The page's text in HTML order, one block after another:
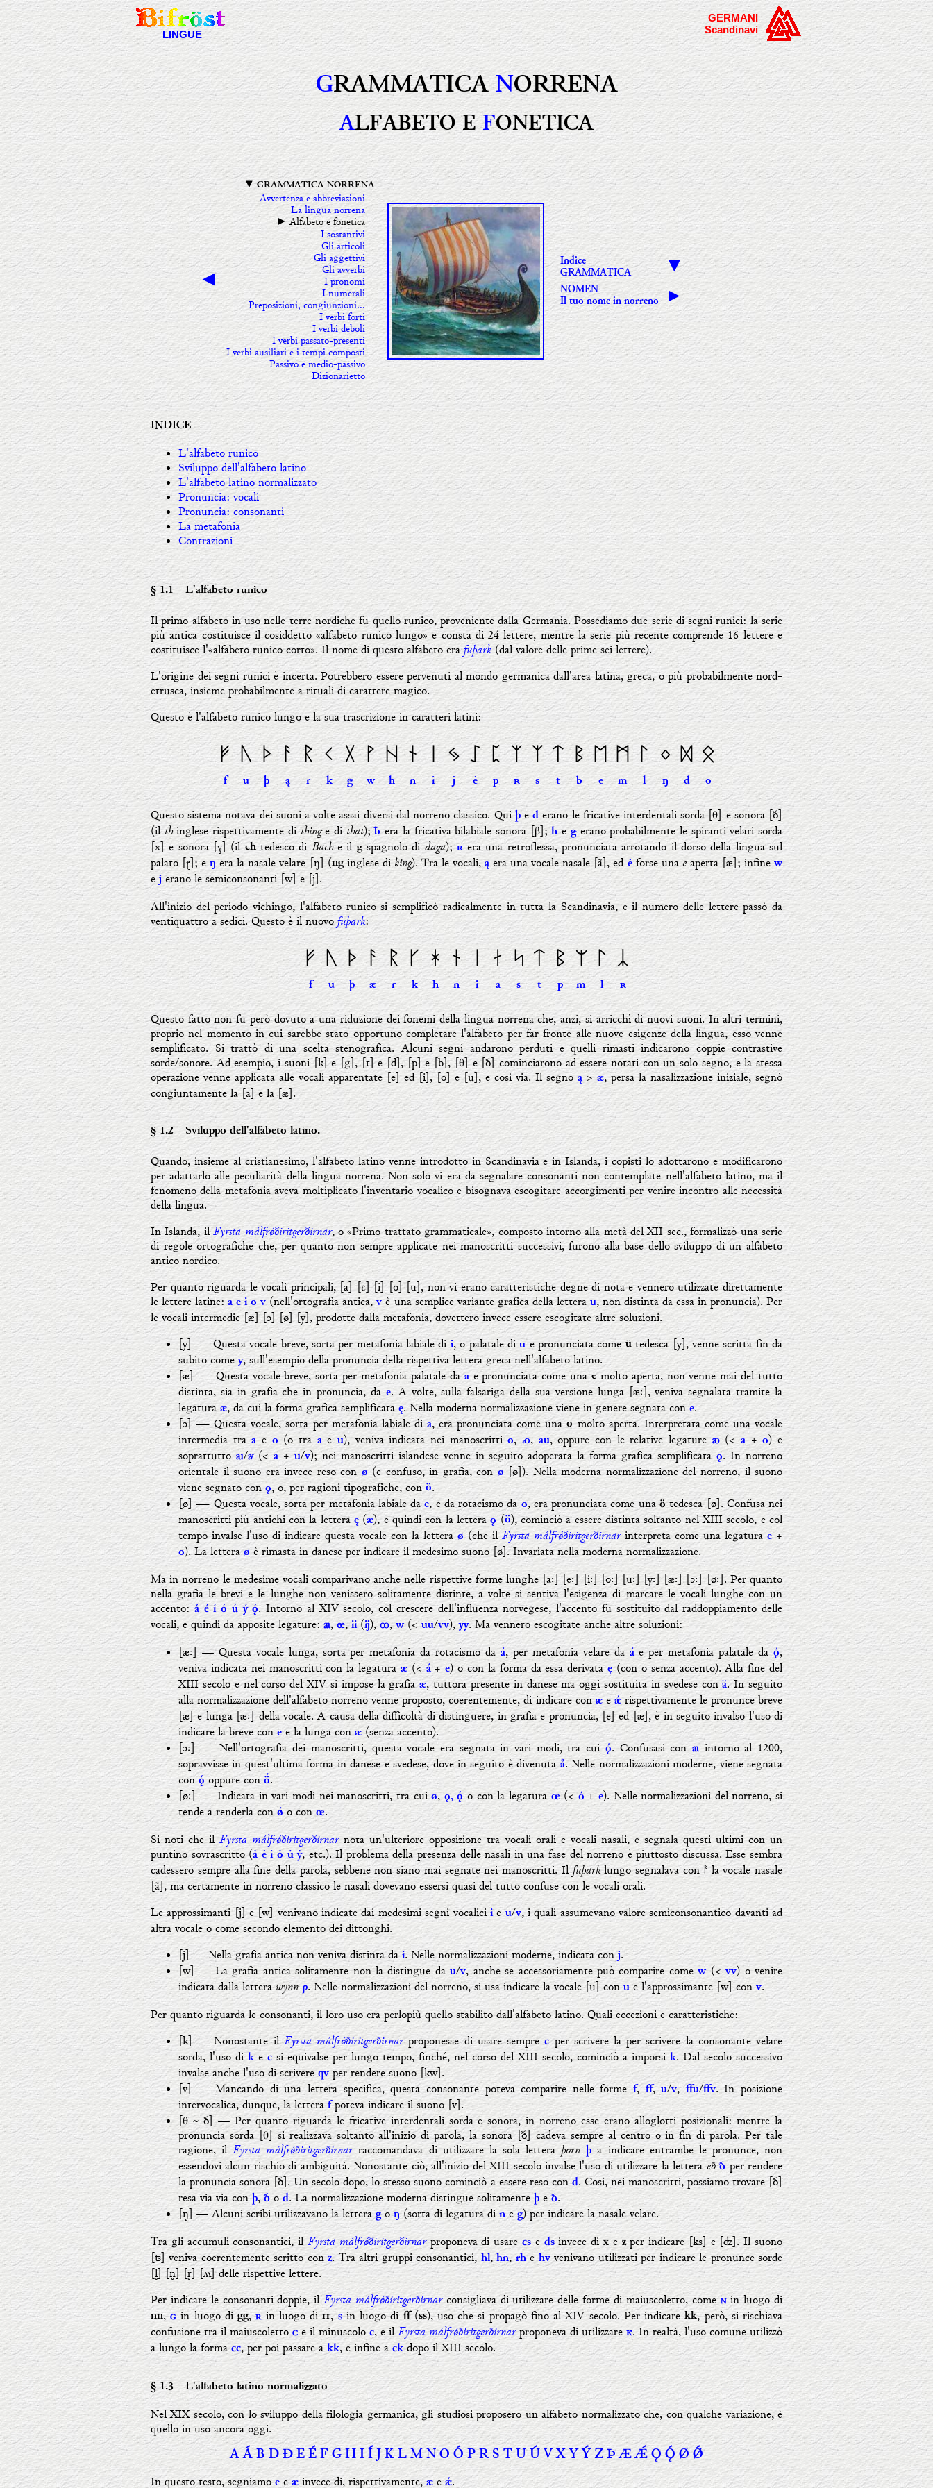
LINGUE
GERMANI
Scandinavi
GRAMMATICANORRENA
ALFABETO EFONETICA
◄
▼ GRAMMATICA NORRENA
Avvertenza e abbreviazioni
La lingua norrena
► Alfabeto e fonetica
I sostantivi
Gli articoli
Gli aggettivi
Gli avverbi
I pronomi
I numerali
Preposizioni, congiunzioni...
I verbi forti
I verbi deboli
I verbi passato-presenti
I verbi ausiliari e i tempi composti
Passivo e medio-passivo
Dizionarietto
Indice
GRAMMATICA
▼
NOMEN
Il tuo nome in norreno
►
INDICE
L'alfabeto runico
Sviluppo dell'alfabeto latino
L'alfabeto latino normalizzato
Pronuncia: vocali
Pronuncia: consonanti
La metafonia
Contrazioni
§ 1.1- L'alfabeto runico
Il primo alfabeto in uso nelle terre nordiche fu quello runico, proveniente dalla Germania. Possediamo due serie di segni runici: la serie
più antica costituisce il cosiddetto «alfabeto runico lungo» e consta di 24 lettere, mentre la serie più recente comprende 16 lettere e
costituisce l'«alfabeto runico corto». Il nome di questo alfabeto erafuþark(dal valore delle prime sei lettere).
L'origine dei segni runici è incerta. Potrebbero essere pervenuti al mondo germanica dall'area latina, greca, o più probabilmente nord-
etrusca, insieme probabilmente a rituali di carattere magico.
Questo è l'alfabeto runico lungo e la sua trascrizione in caratteri latini:
ᚠ ᚢ ᚦ ᚨ ᚱ ᚲ ᚷ ᚹ ᚺ ᚾ ᛁ ᛃ ᛇ ᛈ ᛉ ᛉ ᛏ ᛒ ᛖ ᛗ ᛚ ᛜ ᛞ ᛟ
f u þ ą r k  w h n i j ė p ʀ s t ƀ e m l ŋ đ o
Questo sistema notava dei suoni a volte assai diversi dal norreno classico. Quiþeđerano le fricative interdentali sorda [θ] e sonora [ð]
(il thinglese rispettivamente dithinge dithat);ƀera la fricativa bilabiale sonora [β];heerano probabilmente le spiranti velari sorda
[x] e sonora [ɣ] (ilchtedesco di Bache il gspagnolo didaga);ʀera una retroflessa, pronunciata arrotando il dorso della lingua sul
palato [ɽ]; eŋera la nasale velare [ŋ] (nginglese di king). Tra le vocali,ą era una vocale nasale [ã], edėforse una eaperta [æ]; infinew
e j erano le semiconsonanti [w] e [j].
All'inizio del periodo vichingo, l'alfabeto runico si semplificò radicalmente in tutta la Scandinavia, e il numero delle lettere passò da
ventiquattro a sedici. Questo è il nuovo fuþark:
ᚠ ᚢ ᚦ ᚨ ᚱ ᚴ ᚼ ᚾ ᛁ ᛅ ᛋ ᛏ ᛒ ᛘ ᛚ ᛦ
f u þ æ r k h n i a s t p m l ʀ
Questo fatto non fu però dovuto a una riduzione dei fonemi della lingua norrena che, anzi, si arricchì di nuovi suoni. In altri termini,
proprio nel momento in cui sarebbe stato opportuno completare l'alfabeto per far fronte alle nuove esigenze della lingua, esso venne
semplificato. Si trattò di una scelta stenografica. Alcuni segni andarono perduti e quelli rimasti indicarono coppie contrastive
sorde/sonore. Ad esempio, i suoni [k] e [g], [t] e [d], [p] e [b], [θ] e [ð] cominciarono ad essere notati con un solo segno, e la stessa
operazione venne applicata alle vocali apparentate [e] ed [i], [o] e [u], e così via. Il segno ą >æ, persa la nasalizzazione iniziale, segnò
congiuntamente la [a] e la [æ].
§ 1.2 - Sviluppo dell'alfabeto latino.
Quando, insieme al cristianesimo, l'alfabeto latino venne introdotto in Scandinavia e in Islanda, i copisti lo adottarono e modificarono
per adattarlo alle peculiarità della lingua norrena. Non solo vi era da segnalare consonanti non contemplate nell'alfabeto latino, ma il
fenomeno della metafonia aveva moltiplicato l'inventario vocalico e bisognava escogitare accorgimenti per venire incontro alle necessità
della lingua.
In Islanda, ilFyrsta málfrǿðiritgerðirnar, o «Primo trattato grammaticale», composto intorno alla metà del XII sec., formalizzò una serie
di regole ortografiche che, per quanto non sempre applicate nei manoscritti successivi, furono alla base dello sviluppo di un alfabeto
antico nordico.
Per quanto riguarda le vocali principali, [a] [ε] [i] [o] [u], non vi erano caratteristiche degne di nota e vennero utilizzate direttamente
le lettere latine:a e i o v (nell'ortografia antica,v è una semplice variante grafica della lettera u, non distinta da essa in pronuncia). Per
le vocali intermedie [æ] [ɔ] [ø] [y], prodotte dalla metafonia, dovettero invece essere escogitate altre soluzioni.
[y]― Questa vocale breve, sorta per metafonia labiale di i, o palatale diu e pronunciata come ütedesca [y], venne scritta fin da
subito comey, sull'esempio della pronuncia della rispettiva lettera greca nell'alfabeto latino.
[æ] ― Questa vocale breve,sorta per metafonia palatale daa epronunciata come unaemolto aperta, non venne mai del tutto
distinta, sia in grafia che in pronuncia, dae. A volte, sulla falsariga della sua versione lunga [æː], veniva segnalata tramite la
legatura æ, da cui la forma grafica semplificata ę. Nella moderna normalizzazione viene in genere segnata cone.
[ɔ] ―Questa vocale, sorta per metafonia labiale dia, era pronunciata come unao molto aperta. Interpretata come una vocale
intermedia traa eo (o traaeu), veniva indicata nei manoscrittio,ꞏ,au, oppure con le relative legatureꜵ (<a +o) e
soprattutto ꜷ/ꜹ (<a+u/v); nei manoscritti islandese venne in seguito adoperata la forma grafica semplificataǫ. In norreno
orientale il suono era invece reso con ø(e confuso, in grafia, con ø [ø]). Nella moderna normalizzazione del norreno, il suono
viene segnato con ǫ, o, per ragioni tipografiche, con ö.
[ø] ― Questa vocale, sorta per metafonia labiale dae, e da rotacismo da o, era pronunciata come unaötedesca [ø]. Confusa nei
manoscritti più antichi con la lettera ę (æ), e quindi con la letteraǫ (ö), cominciò a essere distinta soltanto nel XIII secolo, e col
tempo invalse l'uso di indicare questa vocale con la lettera ø (che il Fyrsta málfrǿðiritgerðirnarinterpreta come una legatura e+
o). La letteraø è rimasta in danese per indicare il medesimo suono [ø]. Invariata nella moderna normalizzazione.
Ma in norreno le medesime vocali comparivano anche nelle rispettive forme lunghe [aː] [eː] [iː] [oː] [uː] [yː] [æː] [ɔː] [øː]. Per quanto
nella grafia le brevi e le lunghe non venissero solitamente distinte, a volte si sentiva l'esigenza di marcare le vocali lunghe con un
accento: á é í ó ú ý . Intorno al XIV secolo, col crescere dell'influenza norvegese, l'accento fu sostituito dal raddoppiamento delle
vocali, e quindi da apposite legature: ꜳ,Ʇ, ii(ij),ꝏ, w(<uu/vv),yy. Ma vennero escogitate anche altre soluzioni:
[æː] — Questa vocale lunga, sorta per metafonia da rotacismo daá, per metafonia velare da á e per metafonia palatale da,
veniva indicata nei manoscritti con la legatura æ(<á+e) o con la forma da essa derivataę(con o senza accento). Alla fine del
XIII secolo e nel corso del XIV si impose la grafiaæ, tuttora presente in danese ma oggi sostituita in svedese conä. In seguito
alla normalizzazione dell'alfabeto norreno venne proposto, coerentemente, di indicare conæe ǽrispettivamente le pronunce breve
[æ] e lunga [æː] della vocale. A causa della difficoltà di distinguere, in grafia e pronuncia, [e] ed [æ], è in seguito invalso l'uso di
indicare la breve conee la lunga con æ(senza accento).
[ɔː] ―Nell'ortografia dei manoscritti, questa vocale era segnata in vari modi, tra cui. Confusasi con ꜳintorno al 1200,
sopravvisse in quest'ultima forma in danese e svedese, dove in seguito è divenutaå. Nelle normalizzazioni moderne, viene segnata
conoppure con .
[øː] ―Indicata in vari modi nei manoscritti, tra cuiø,ǫ,  o con la legatura œ(<ó +e). Nelle normalizzazioni del norreno, si
tende a renderla con ǿ o con œ.
Si noti che ilFyrsta málfrǿðiritgerðirnarnota un'ulteriore opposizione tra vocali orali e vocali nasali, e segnala questi ultimi con un
puntino sovrascritto (ȧ ė i ȯ  ẏ, etc.). Il problema della presenza delle nasali in una fase del norreno è piuttosto discussa. Esse sembra
cadessero sempre alla fine della parola, sebbene non siano mai segnate nei manoscritti. Ilfuþarklungo segnalava con ᚨ la vocale nasale
[ã], ma certamente in norreno classico le nasali dovevano essersi quasi del tutto confuse con le vocali orali.
Le approssimanti [j] e [w] venivano indicate dai medesimi segni vocalici ieu/v, i quali assumevano valore semiconsonantico davanti ad
altra vocale o come secondo elemento dei dittonghi.
[j]— Nella grafia antica non veniva distinta dai. Nelle normalizzazioni moderne, indicata conj.
[w] — La grafia antica solitamente non la distingue dau/v, anche se accessoriamente può comparire comew(<vv) o venire
indicata dalla letterawynn ƿ. Nelle normalizzazioni del norreno, si usa indicare la vocale [u] con u e l'approssimante [w] con v.
Per quanto riguarda le consonanti, il loro uso era perlopiù quello stabilito dall'alfabeto latino. Quali eccezioni e caratteristiche:
[k]—Nonostante ilFyrsta málfrǿðiritgerðirnarproponesse di usare semprec per scrivere la per scrivere la consonante velare
sorda, l'uso dikec si equivalse per lungo tempo, finché, nel corso del XIII secolo, cominciò a imporsi k. Dal secolo successivo
invalse anche l'uso di scrivere qv per rendere suono [kw].
[v]—Mancando di una lettera specifica, questa consonante poteva comparire nelle formef, ff,u/v,ffu/ffv. In posizione
intervocalica, dunque, la lettera fpoteva indicare il suono [v].
[θ ~ ð]—Per quanto riguarda le fricative interdentali sorda e sonora, in norreno esse erano alloglotti posizionali: mentre la
pronuncia sorda [θ] si realizzava soltanto all'inizio di parola, la sonora [ð] cadeva sempre al centro o in fin di parola. Per tale
ragione, ilFyrsta málfrǿðiritgerðirnarraccomandava di utilizzare la sola letteraþorn þ a indicare entrambe le pronunce, non
essendovi alcun rischio di ambiguità. Nonostante ciò, all'inizio del XIII secolo invalse l'uso di utilizzare la letteraeð ð per rendere
la pronuncia sonora [ð]. Un secolo dopo, lo stesso suono cominciò a essere reso cond. Così, nei manoscritti, possiamo trovare [ð]
resa via via con þ,ðo d. La normalizzazione moderna distingue solitamente þ eð.
[ŋ] —Alcuni scribi utilizzavano la lettera oŋ(sorta di legatura di n eg) per indicare la nasale velare.
Tra gli accumuli consonantici, il Fyrsta málfrǿðiritgerðirnarproponeva di usare cse dsinvece dixezper indicare [ks] e [ʣ]. Il suono
[ʦ] veniva coerentemente scritto conz. Tra altri gruppi consonantici,hl,hn,rhehvvenivano utilizzati per indicare le pronunce sorde
[] [] [] [ʍ] delle rispettive lettere.
Per indicare le consonanti doppie, ilFyrsta málfrǿðiritgerðirnarconsigliava di utilizzare delle forme di maiuscoletto, come in luogo di
nn, in luogo digg,in luogo dirr,in luogo di ſſ (ss), uso che si propagò fino al XIV secolo. Per indicarekk, però, si rischiava
confusione tra il maiuscoletto  e il minuscolo c, e il Fyrsta málfrǿðiritgerðirnarproponeva di utilizzare ĸ. In realtà, l'uso comune utilizzò
a lungo la formacc, per poi passare a kk, e infine ackdopo il XIII secolo.
§ 1.3 - L'alfabeto latino normalizzato
Nel XIX secolo, con lo sviluppo della filologia germanica, gli studiosi proposero un alfabeto normalizzato che, con qualche variazione, è
quello in uso ancora oggi.
A Á B D Ð E É F G H I Í J K L M N O Ó P R S T U Ú V X Y Ý Z Þ Æ Ǽ Ǫ  Ø Ǿ
In questo testo, segniamoe eæ invece di, rispettivamente,æ eǽ.